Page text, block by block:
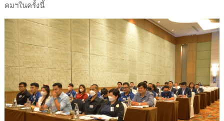
คมฯในครั้งนี้